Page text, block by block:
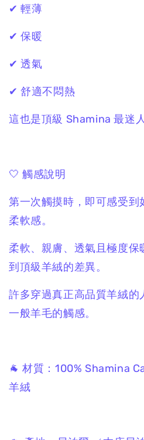
✔ 輕薄
✔ 保暖
✔ 透氣
✔ 舒適不悶熱
這也是頂級 Shamina 最迷
🤍 觸感說明
第一次觸摸時，即可感受到
柔軟感。
柔軟、親膚、透氣且極度保
到頂級羊絨的差異。
許多穿過真正高品質羊絨的
一般羊毛的觸感。
🐐 材質：100% Shamina
羊絨